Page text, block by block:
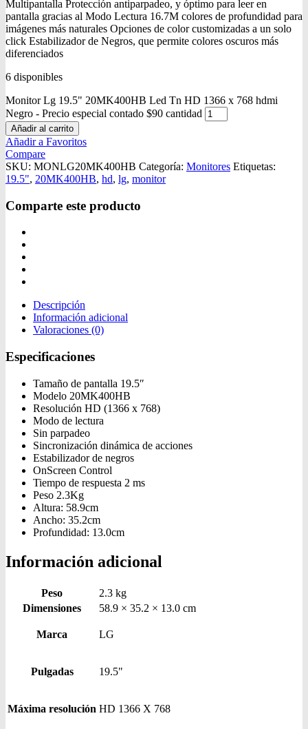
Multipantalla Protección antiparpadeo, y óptimo para leer en
pantalla gracias al Modo Lectura 16.7M colores de profundidad para
imágenes más naturales Opciones de color customizadas a un solo
click Estabilizador de Negros, que permite colores oscuros más
diferenciados
6 disponibles
Monitor Lg 19.5" 20MK400HB Led Tn HD 1366 x 768 hdmi
Negro - Precio especial contado $90 cantidad
Añadir al carrito
Añadir a Favoritos
Compare
SKU: MONLG20MK400HB Categoría: Monitores Etiquetas:
19.5", 20MK400HB, hd, lg, monitor
Comparte este producto
Descripción
Información adicional
Valoraciones (0)
Especificaciones
Tamaño de pantalla 19.5″
Modelo 20MK400HB
Resolución HD (1366 x 768)
Modo de lectura
Sin parpadeo
Sincronización dinámica de acciones
Estabilizador de negros
OnScreen Control
Tiempo de respuesta 2 ms
Peso 2.3Kg
Altura: 58.9cm
Ancho: 35.2cm
Profundidad: 13.0cm
Información adicional
Peso
2.3 kg
Dimensiones
58.9 × 35.2 × 13.0 cm
Marca LG
Pulgadas 19.5"
Máxima resolución HD 1366 X 768